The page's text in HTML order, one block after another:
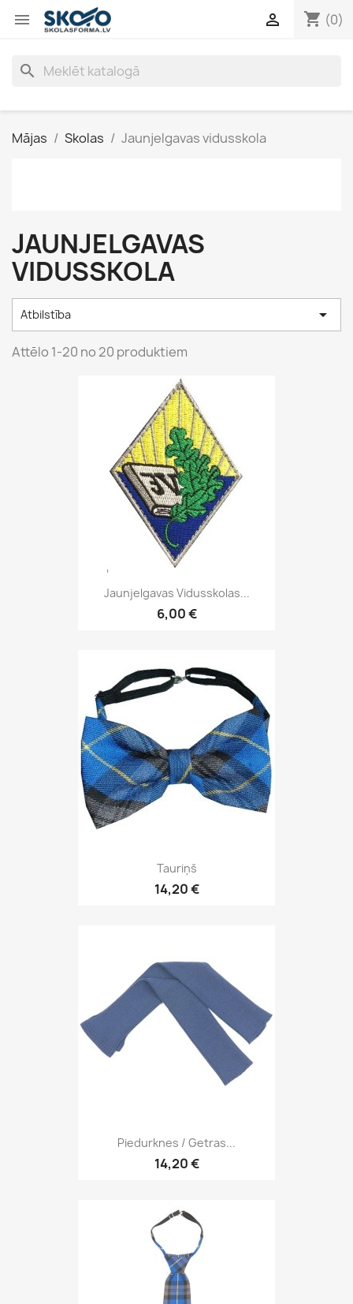
 shopping_cart (0)

search
Mājas Skolas Jaunjelgavas vidusskola
JAUNJELGAVAS
VIDUSSKOLA
Atbilstība 
Attēlo 1-20 no 20 produktiem
Jaunjelgavas Vidusskolas...
6,00 €
Tauriņš
14,20 €
Piedurknes / Getras...
14,20 €